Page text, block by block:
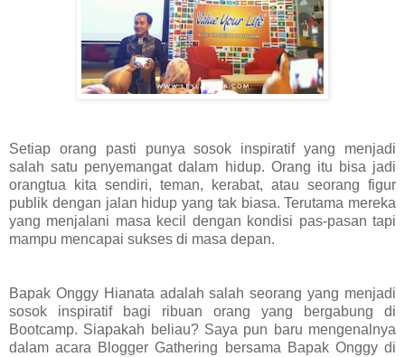
Setiap orang pasti punya sosok inspiratif yang menjadi
salah satu penyemangat dalam hidup. Orang itu bisa jadi
orangtua kita sendiri, teman, kerabat, atau seorang figur
publik dengan jalan hidup yang tak biasa. Terutama mereka
yang menjalani masa kecil dengan kondisi pas-pasan tapi
mampu mencapai sukses di masa depan.
Bapak Onggy Hianata adalah salah seorang yang menjadi
sosok inspiratif bagi ribuan orang yang bergabung di
Bootcamp. Siapakah beliau? Saya pun baru mengenalnya
dalam acara Blogger Gathering bersama Bapak Onggy di